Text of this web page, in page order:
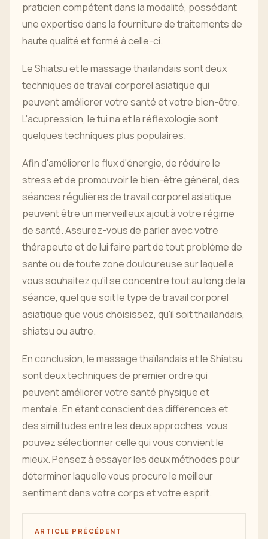
praticien compétent dans la modalité, possédant
une expertise dans la fourniture de traitements de
haute qualité et formé à celle-ci.
Le Shiatsu et le massage thaïlandais sont deux
techniques de travail corporel asiatique qui
peuvent améliorer votre santé et votre bien-être.
L'acupression, le tui na et la réflexologie sont
quelques techniques plus populaires.
Afin d'améliorer le flux d'énergie, de réduire le
stress et de promouvoir le bien-être général, des
séances régulières de travail corporel asiatique
peuvent être un merveilleux ajout à votre régime
de santé. Assurez-vous de parler avec votre
thérapeute et de lui faire part de tout problème de
santé ou de toute zone douloureuse sur laquelle
vous souhaitez qu'il se concentre tout au long de la
séance, quel que soit le type de travail corporel
asiatique que vous choisissez, qu'il soit thaïlandais,
shiatsu ou autre.
En conclusion, le massage thaïlandais et le Shiatsu
sont deux techniques de premier ordre qui
peuvent améliorer votre santé physique et
mentale. En étant conscient des différences et
des similitudes entre les deux approches, vous
pouvez sélectionner celle qui vous convient le
mieux. Pensez à essayer les deux méthodes pour
déterminer laquelle vous procure le meilleur
sentiment dans votre corps et votre esprit.
ARTICLE PRÉCÉDENT